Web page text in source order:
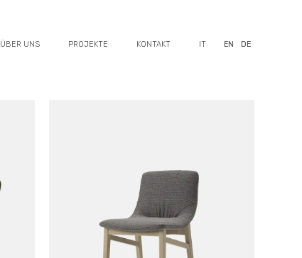
ÜBER UNS PROJEKTE KONTAKT IT EN DE